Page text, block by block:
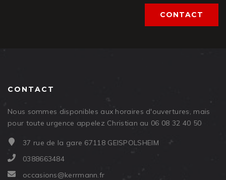
CONTACT
CONTACT
Nous sommes disponibles aux horaires d'ouvertures, mais
pour toute urgence appelez Christian au 06 08 32 40 50
37 rue de la gare 67118 GEISPOLSHEIM
0388663484
occasions@kerrmann.fr